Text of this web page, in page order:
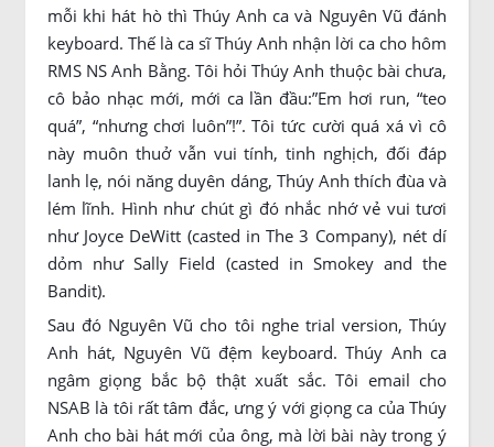
mỗi khi hát hò thì Thúy Anh ca và Nguyên Vũ đánh
keyboard. Thế là ca sĩ Thúy Anh nhận lời ca cho hôm
RMS NS Anh Bằng. Tôi hỏi Thúy Anh thuộc bài chưa,
cô bảo nhạc mới, mới ca lần đầu:”Em hơi run, “teo
quá”, “nhưng chơi luôn”!”. Tôi tức cười quá xá vì cô
này muôn thuở vẫn vui tính, tinh nghịch, đối đáp
lanh lẹ, nói năng duyên dáng, Thúy Anh thích đùa và
lém lĩnh. Hình như chút gì đó nhắc nhớ vẻ vui tươi
như Joyce DeWitt (casted in The 3 Company), nét dí
dỏm như Sally Field (casted in Smokey and the
Bandit).
Sau đó Nguyên Vũ cho tôi nghe trial version, Thúy
Anh hát, Nguyên Vũ đệm keyboard. Thúy Anh ca
ngâm giọng bắc bộ thật xuất sắc. Tôi email cho
NSAB là tôi rất tâm đắc, ưng ý với giọng ca của Thúy
Anh cho bài hát mới của ông, mà lời bài này trong ý